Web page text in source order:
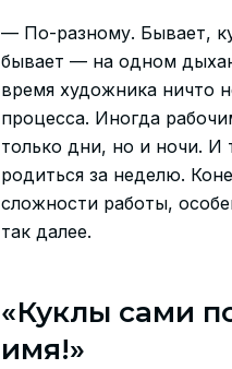
— По-разному. Бывает,
бывает — на одном
время художника ничто
процесса. Иногда
только дни, но и ночи. И
родиться за неделю.
сложности работы,
так далее.
«Куклы сами
имя!»